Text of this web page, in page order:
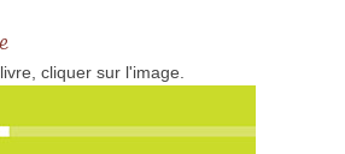
cliquer sur l'image.